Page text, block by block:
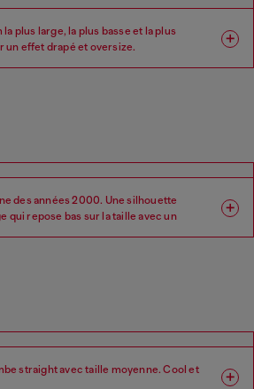
plus large, la plus basse et la plus
un effet drapé et oversize.
des années 2000. Une silhouette
qui repose bas sur la taille avec un
straight avec taille moyenne. Cool et